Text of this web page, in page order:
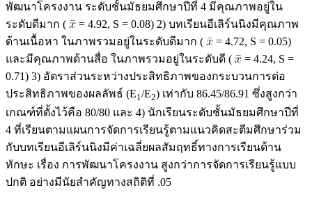
พัฒนาโครงงาน ระดับชั้นมัธยมศึกษาปีที่ 4 มีคุณภาพอยู่ใน
ระดับดีมาก (
= 4.92, S = 0.08) 2) บทเรียนอีเลิร์นนิงมีคุณภาพ
ด้านเนื้อหา ในภาพรวมอยู่ในระดับดีมาก (
= 4.72, S = 0.05)
และมีคุณภาพด้านสื่อ ในภาพรวมอยู่ในระดับดี (
= 4.24, S =
0.71) 3) อัตราส่วนระหว่างประสิทธิภาพของกระบวนการต่อ
ประสิทธิภาพของผลลัพธ์ (E1/E2) เท่ากับ 86.45/86.91 ซึ่งสูงกว่า
เกณฑ์ที่ตั้งไว้คือ 80/80 และ 4) นักเรียนระดับชั้นมัธยมศึกษาปีที่
4 ที่เรียนตามแผนการจัดการเรียนรู้ตามแนวคิดสะตีมศึกษาร่วม
กับบทเรียนอีเลิร์นนิงมีค่าเฉลี่ยผลสัมฤทธิ์ทางการเรียนด้าน
ทักษะ เรื่อง การพัฒนาโครงงาน สูงกว่าการจัดการเรียนรู้แบบ
ปกติ อย่างมีนัยสำคัญทางสถิติที่ .05